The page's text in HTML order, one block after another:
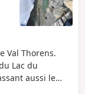
Val Thorens.
Lac du
aussi le